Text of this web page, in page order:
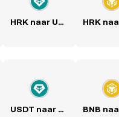
HRK naar USDT
USDT naar HRK